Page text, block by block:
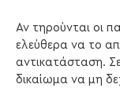
Αν τηρούνται οι
ελεύθερα να το
αντικατάσταση.
δικαίωμα να μη